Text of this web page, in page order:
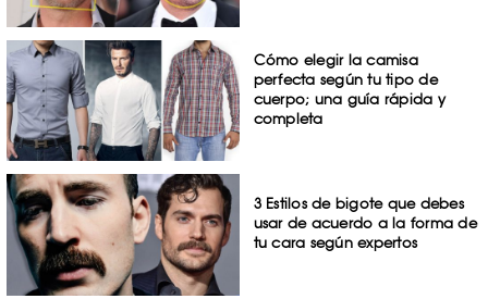
Cómo elegir la camisa
perfecta según tu tipo de
cuerpo; una guía rápida y
completa
3 Estilos de bigote que debes
usar de acuerdo a la forma de
tu cara según expertos